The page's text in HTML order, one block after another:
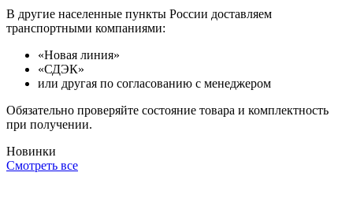
В другие населенные пункты России доставляем
транспортными компаниями:
«Новая линия»
«СДЭК»
или другая по согласованию с менеджером
Обязательно проверяйте состояние товара и комплектность
при получении.
Новинки
Смотреть все